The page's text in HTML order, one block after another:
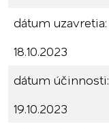
dátum uzavretia:
18.10.2023
dátum účinnosti:
19.10.2023